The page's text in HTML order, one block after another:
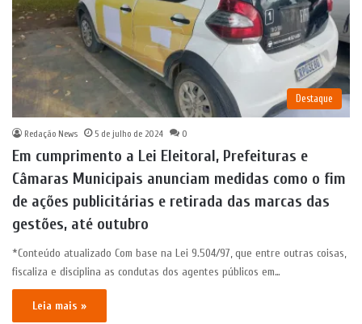
Destaque
Redação News 5 de julho de 2024 0
Em cumprimento a Lei Eleitoral, Prefeituras e
Câmaras Municipais anunciam medidas como o fim
de ações publicitárias e retirada das marcas das
gestões, até outubro
*Conteúdo atualizado Com base na Lei 9.504/97, que entre outras coisas,
fiscaliza e disciplina as condutas dos agentes públicos em…
Leia mais »